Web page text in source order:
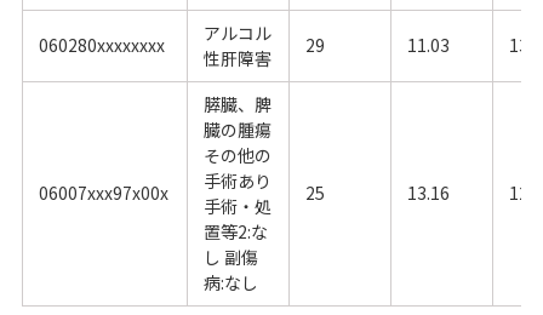
060280xxxxxxxx
アルコル
性肝障害
29 11.03
06007xxx97x00x
膵臓、脾
臓の腫瘍
その他の
手術あり
手術・処
置等2:な
し 副傷
病:なし
25 13.16